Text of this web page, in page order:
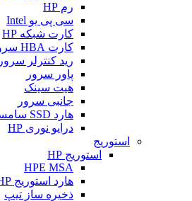
رم HP
سی پی یو Intel
کارت شبکه HP
کارت HBA سرور HP
رید کنترلر سرور HP
پاور سرور
هیت سینک
جانبی سرور
هارد SSD سامسونگ
درایو نوری HP
استوریج
استوریج HP
HPE MSA
هارد استوریج HP
ذخیره ساز تیپ